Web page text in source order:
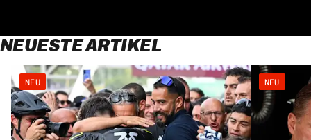
NEUESTE ARTIKEL
NEU NEU